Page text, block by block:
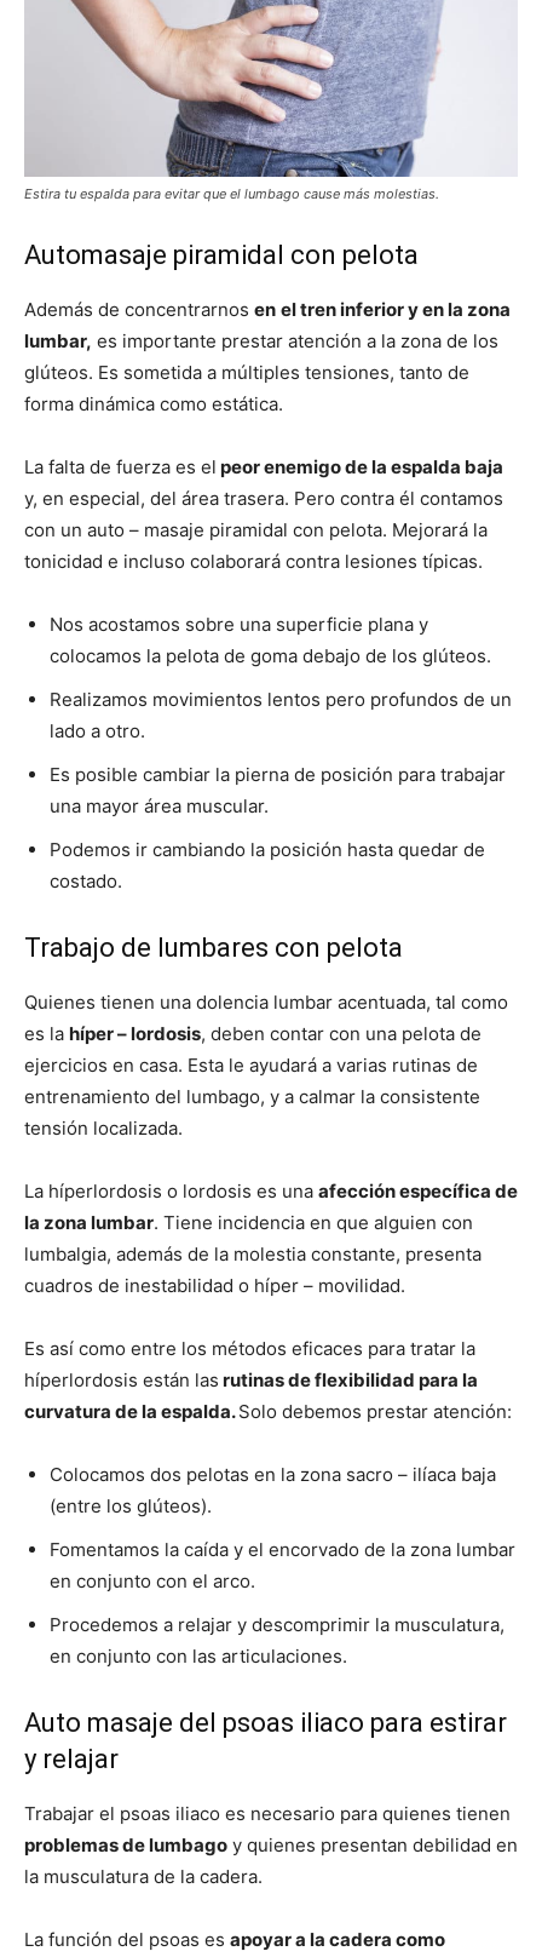
Estira tu espalda para evitar que el lumbago cause más molestias.
Automasaje piramidal con pelota
Además de concentrarnos en el tren inferior y en la zona
lumbar, es importante prestar atención a la zona de los
glúteos. Es sometida a múltiples tensiones, tanto de
forma dinámica como estática.
La falta de fuerza es el peor enemigo de la espalda baja
y, en especial, del área trasera. Pero contra él contamos
con un auto – masaje piramidal con pelota. Mejorará la
tonicidad e incluso colaborará contra lesiones típicas.
Nos acostamos sobre una superficie plana y
colocamos la pelota de goma debajo de los glúteos.
Realizamos movimientos lentos pero profundos de un
lado a otro.
Es posible cambiar la pierna de posición para trabajar
una mayor área muscular.
Podemos ir cambiando la posición hasta quedar de
costado.
Trabajo de lumbares con pelota
Quienes tienen una dolencia lumbar acentuada, tal como
es la híper – lordosis, deben contar con una pelota de
ejercicios en casa. Esta le ayudará a varias rutinas de
entrenamiento del lumbago, y a calmar la consistente
tensión localizada.
La híperlordosis o lordosis es una afección específica de
la zona lumbar. Tiene incidencia en que alguien con
lumbalgia, además de la molestia constante, presenta
cuadros de inestabilidad o híper – movilidad.
Es así como entre los métodos eficaces para tratar la
híperlordosis están las rutinas de flexibilidad para la
curvatura de la espalda.Solo debemos prestar atención:
Colocamos dos pelotas en la zona sacro – ilíaca baja
(entre los glúteos).
Fomentamos la caída y el encorvado de la zona lumbar
en conjunto con el arco.
Procedemos a relajar y descomprimir la musculatura,
en conjunto con las articulaciones.
Auto masaje del psoas iliaco para estirar
y relajar
Trabajar el psoas iliaco es necesario para quienes tienen
problemas de lumbago y quienes presentan debilidad en
la musculatura de la cadera.
La función del psoas es apoyar a la cadera como